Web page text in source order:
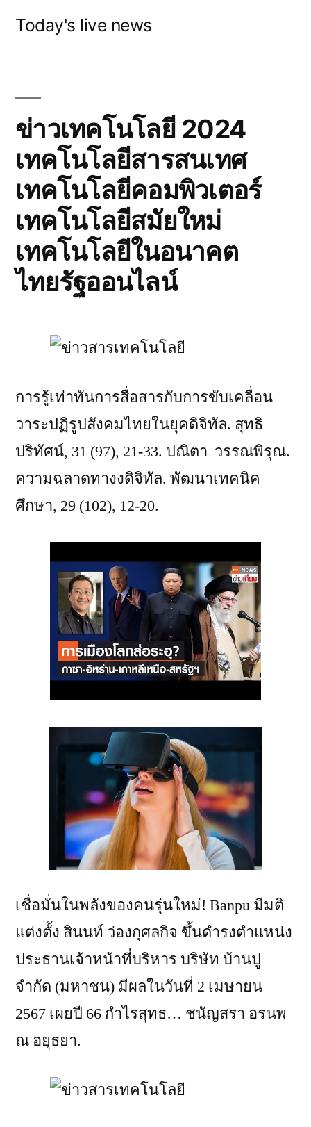
Today's live news
ข่าวเทคโนโลยี 2024
เทคโนโลยีสารสนเทศ
เทคโนโลยีคอมพิวเตอร์
เทคโนโลยีสมัยใหม่
เทคโนโลยีในอนาคต
ไทยรัฐออนไลน์
การรู้เท่าทันการสื่อสารกับการขับเคลื่อน
วาระปฏิรูปสังคมไทยในยุคดิจิทัล. สุทธิ
ปริทัศน์, 31 (97), 21-33. ปณิตา วรรณพิรุณ.
ความฉลาดทางงดิจิทัล. พัฒนาเทคนิค
ศึกษา, 29 (102), 12-20.
เชื่อมั่นในพลังของคนรุ่นใหม่! Banpu มีมติ
แต่งตั้ง สินนท์ ว่องกุศลกิจ ขึ้นดำรงตำแหน่ง
ประธานเจ้าหน้าที่บริหาร บริษัท บ้านปู
จำกัด (มหาชน) มีผลในวันที่ 2 เมษายน
2567 เผยปี 66 กำไรสุทธ… ชนัญสรา อรนพ
ณ อยุธยา.